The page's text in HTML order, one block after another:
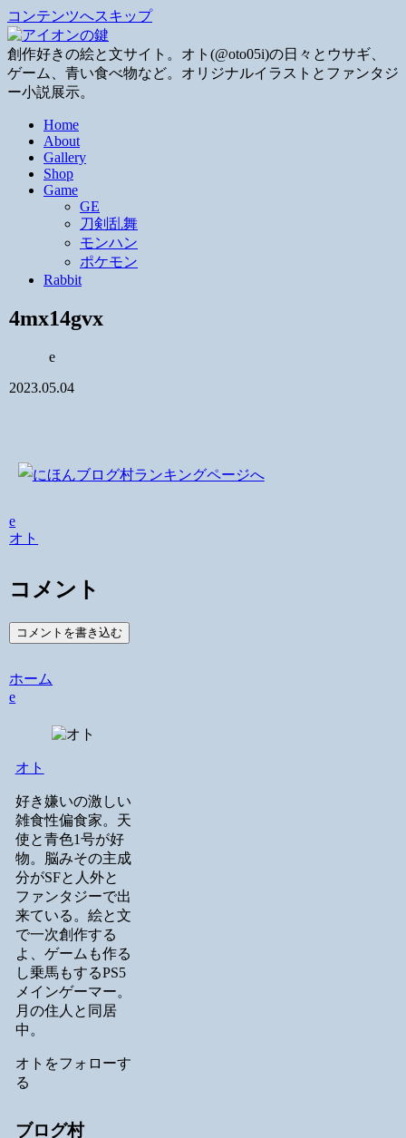
コンテンツへスキップ
創作好きの絵と文サイト。オト(@oto05i)の日々とウサギ、
ゲーム、青い食べ物など。オリジナルイラストとファンタジ
ー小説展示。
Home
About
Gallery
Shop
Game
GE
刀剣乱舞
モンハン
ポケモン
Rabbit
4mx14gvx
e
2023.05.04
e
オト
コメント
コメントを書き込む
ホーム
e
オト
好き嫌いの激しい
雑食性偏食家。天
使と青色1号が好
物。脳みその主成
分がSFと人外と
ファンタジーで出
来ている。絵と文
で一次創作する
よ、ゲームも作る
し乗馬もするPS5
メインゲーマー。
月の住人と同居
中。
オトをフォローす
る
ブログ村